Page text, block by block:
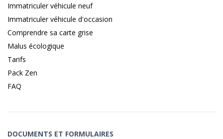
Immatriculer véhicule neuf
Immatriculer véhicule d'occasion
Comprendre sa carte grise
Malus écologique
Tarifs
Pack Zen
FAQ
DOCUMENTS ET FORMULAIRES